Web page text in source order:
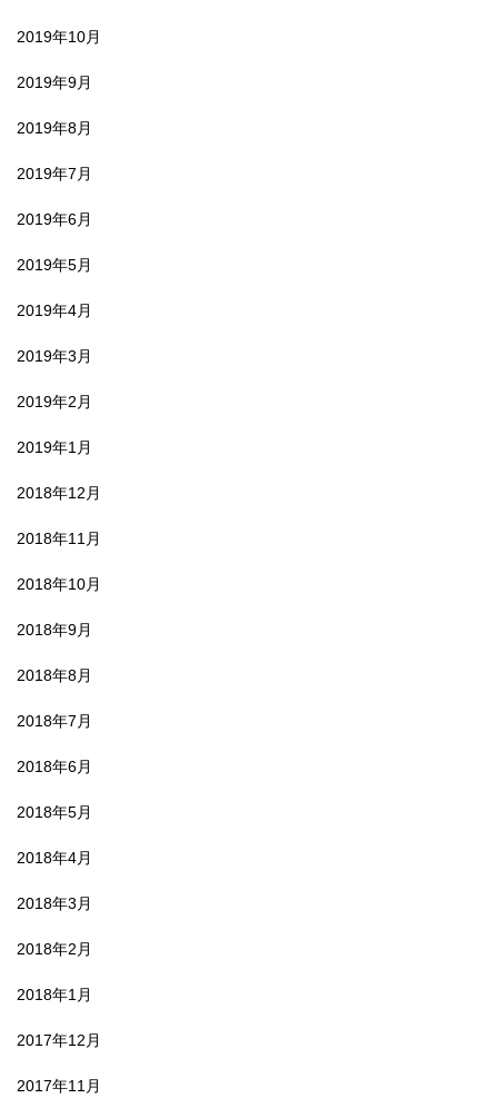
2019年10月
2019年9月
2019年8月
2019年7月
2019年6月
2019年5月
2019年4月
2019年3月
2019年2月
2019年1月
2018年12月
2018年11月
2018年10月
2018年9月
2018年8月
2018年7月
2018年6月
2018年5月
2018年4月
2018年3月
2018年2月
2018年1月
2017年12月
2017年11月